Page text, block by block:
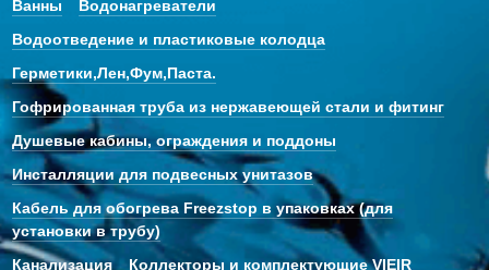
Ванны
Водонагреватели
Водоотведение и пластиковые колодца
Герметики,Лен,Фум,Паста.
Гофрированная труба из нержавеющей стали и фитинг
Душевые кабины, ограждения и поддоны
Инсталляции для подвесных унитазов
Кабель для обогрева Freezstop в упаковках (для
установки в трубу)
Канализация
Коллекторы и комплектующие VIEIR